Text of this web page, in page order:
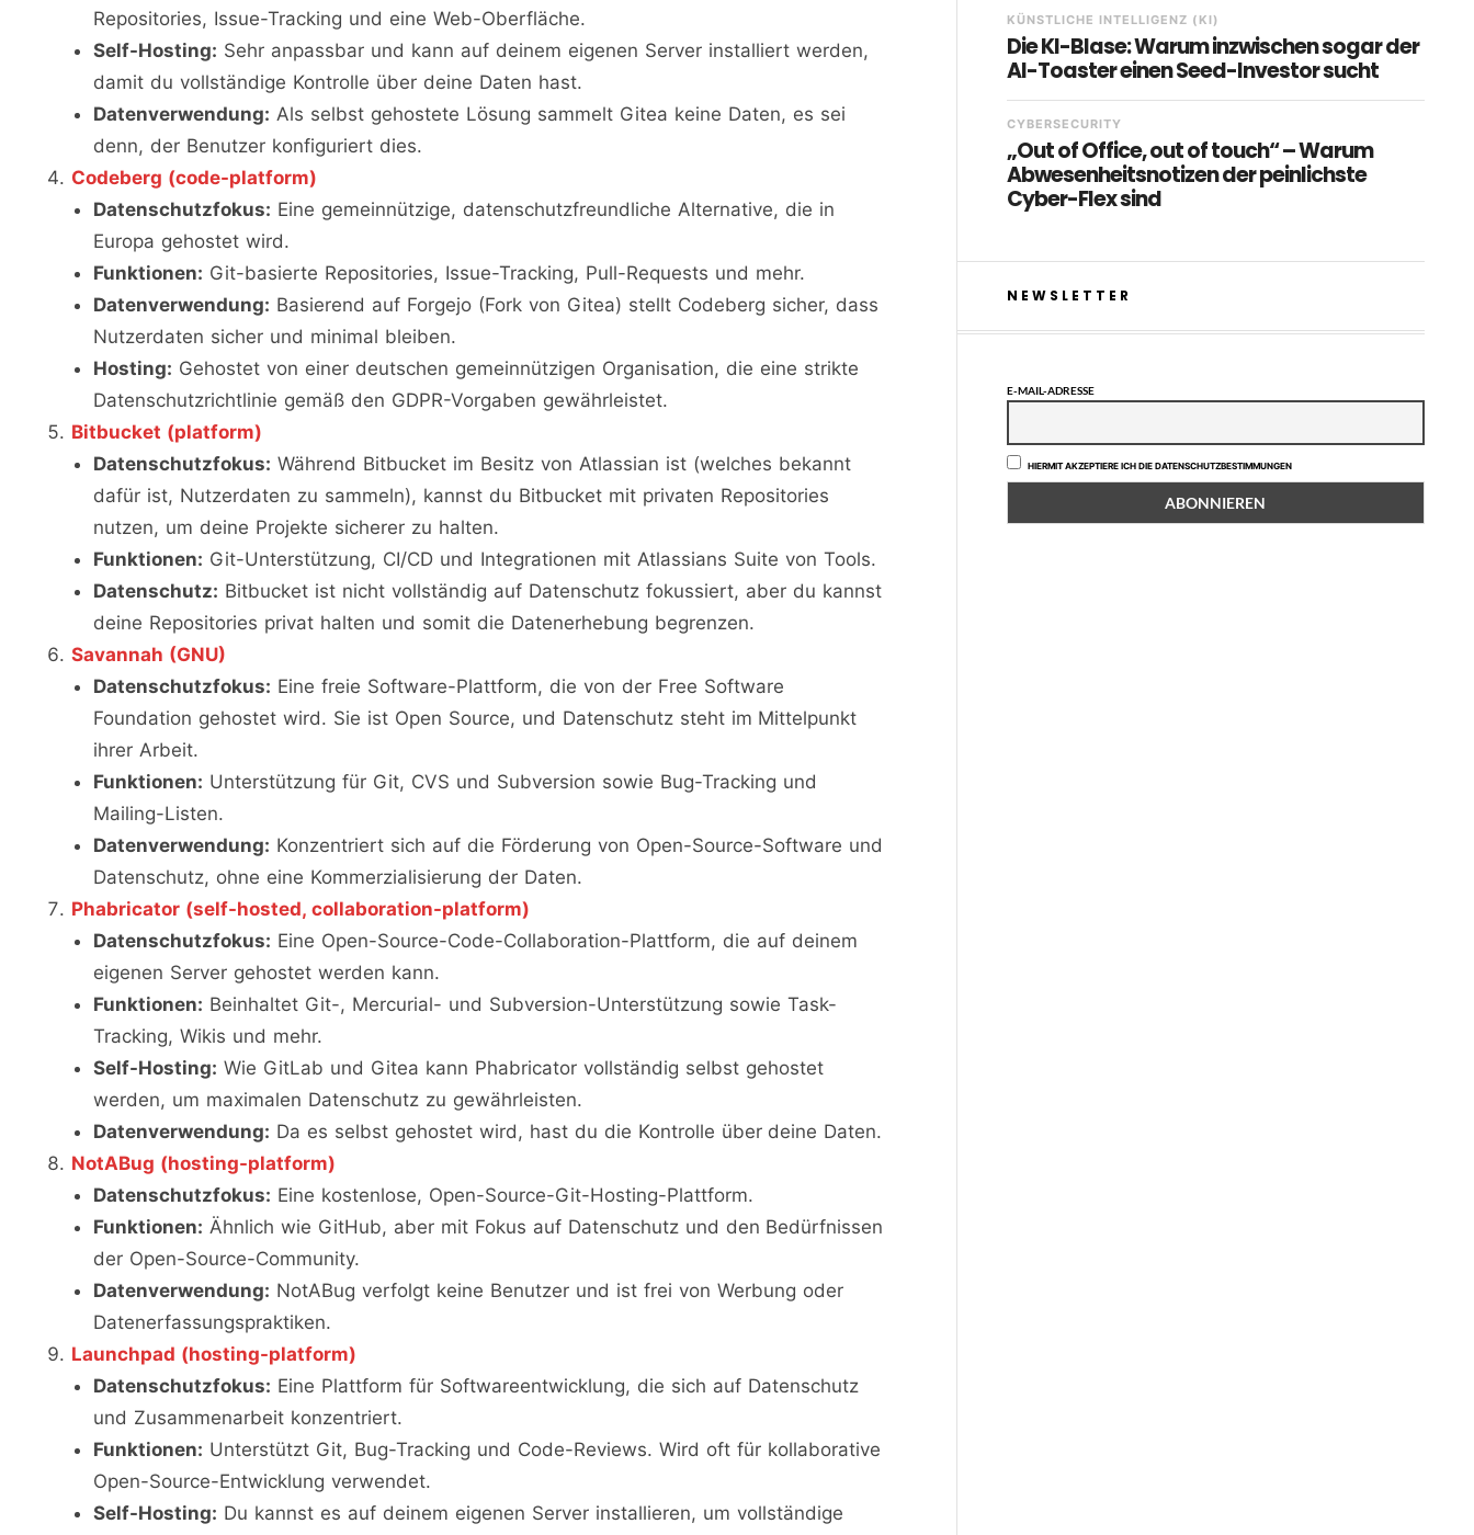
Repositories, Issue-Tracking und eine Web-Oberfläche.
Self-Hosting: Sehr anpassbar und kann auf deinem eigenen Server installiert werden,
damit du vollständige Kontrolle über deine Daten hast.
Datenverwendung: Als selbst gehostete Lösung sammelt Gitea keine Daten, es sei
denn, der Benutzer konfiguriert dies.
Codeberg (code-platform)
Datenschutzfokus: Eine gemeinnützige, datenschutzfreundliche Alternative, die in
Europa gehostet wird.
Funktionen: Git-basierte Repositories, Issue-Tracking, Pull-Requests und mehr.
Datenverwendung: Basierend auf Forgejo (Fork von Gitea) stellt Codeberg sicher, dass
Nutzerdaten sicher und minimal bleiben.
Hosting: Gehostet von einer deutschen gemeinnützigen Organisation, die eine strikte
Datenschutzrichtlinie gemäß den GDPR-Vorgaben gewährleistet.
Bitbucket (platform)
Datenschutzfokus: Während Bitbucket im Besitz von Atlassian ist (welches bekannt
dafür ist, Nutzerdaten zu sammeln), kannst du Bitbucket mit privaten Repositories
nutzen, um deine Projekte sicherer zu halten.
Funktionen: Git-Unterstützung, CI/CD und Integrationen mit Atlassians Suite von Tools.
Datenschutz: Bitbucket ist nicht vollständig auf Datenschutz fokussiert, aber du kannst
deine Repositories privat halten und somit die Datenerhebung begrenzen.
Savannah (GNU)
Datenschutzfokus: Eine freie Software-Plattform, die von der Free Software
Foundation gehostet wird. Sie ist Open Source, und Datenschutz steht im Mittelpunkt
ihrer Arbeit.
Funktionen: Unterstützung für Git, CVS und Subversion sowie Bug-Tracking und
Mailing-Listen.
Datenverwendung: Konzentriert sich auf die Förderung von Open-Source-Software und
Datenschutz, ohne eine Kommerzialisierung der Daten.
Phabricator (self-hosted, collaboration-platform)
Datenschutzfokus: Eine Open-Source-Code-Collaboration-Plattform, die auf deinem
eigenen Server gehostet werden kann.
Funktionen: Beinhaltet Git-, Mercurial- und Subversion-Unterstützung sowie Task-
Tracking, Wikis und mehr.
Self-Hosting: Wie GitLab und Gitea kann Phabricator vollständig selbst gehostet
werden, um maximalen Datenschutz zu gewährleisten.
Datenverwendung: Da es selbst gehostet wird, hast du die Kontrolle über deine Daten.
NotABug (hosting-platform)
Datenschutzfokus: Eine kostenlose, Open-Source-Git-Hosting-Plattform.
Funktionen: Ähnlich wie GitHub, aber mit Fokus auf Datenschutz und den Bedürfnissen
der Open-Source-Community.
Datenverwendung: NotABug verfolgt keine Benutzer und ist frei von Werbung oder
Datenerfassungspraktiken.
Launchpad (hosting-platform)
Datenschutzfokus: Eine Plattform für Softwareentwicklung, die sich auf Datenschutz
und Zusammenarbeit konzentriert.
Funktionen: Unterstützt Git, Bug-Tracking und Code-Reviews. Wird oft für kollaborative
Open-Source-Entwicklung verwendet.
Self-Hosting: Du kannst es auf deinem eigenen Server installieren, um vollständige
KÜNSTLICHE INTELLIGENZ (KI)
Die KI-Blase: Warum inzwischen sogar der
AI-Toaster einen Seed-Investor sucht
CYBERSECURITY
„Out of Office, out of touch“ – Warum
Abwesenheitsnotizen der peinlichste
Cyber-Flex sind
NEWSLETTER
E-MAIL-ADRESSE
HIERMIT AKZEPTIERE ICH DIE DATENSCHUTZBESTIMMUNGEN